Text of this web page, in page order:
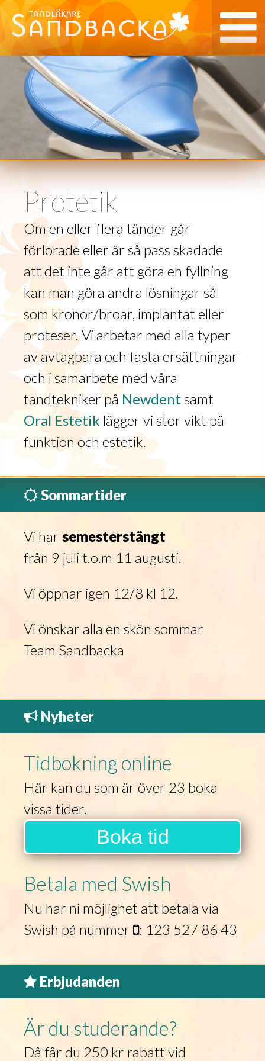
Protetik
Om en eller flera tänder går
förlorade eller är så pass skadade
att det inte går att göra en fyllning
kan man göra andra lösningar så
som kronor/broar, implantat eller
proteser. Vi arbetar med alla typer
av avtagbara och fasta ersättningar
och i samarbete med våra
tandtekniker på Newdent samt
Oral Estetik lägger vi stor vikt på
funktion och estetik.
Sommartider
Vi har semesterstängt
från 9 juli t.o.m 11 augusti.
Vi öppnar igen 12/8 kl 12.
Vi önskar alla en skön sommar
Team Sandbacka
Nyheter
Tidbokning online
Här kan du som är över 23 boka
vissa tider.
Boka tid
Betala med Swish
Nu har ni möjlighet att betala via
Swish på nummer : 123 527 86 43
Erbjudanden
Är du studerande?
Då får du 250 kr rabatt vid